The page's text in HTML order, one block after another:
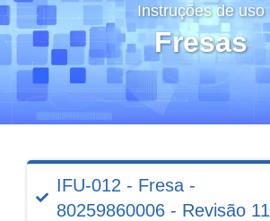
Instruções de uso
Fresas
IFU-012 - Fresa -
80259860006 - Revisão 11